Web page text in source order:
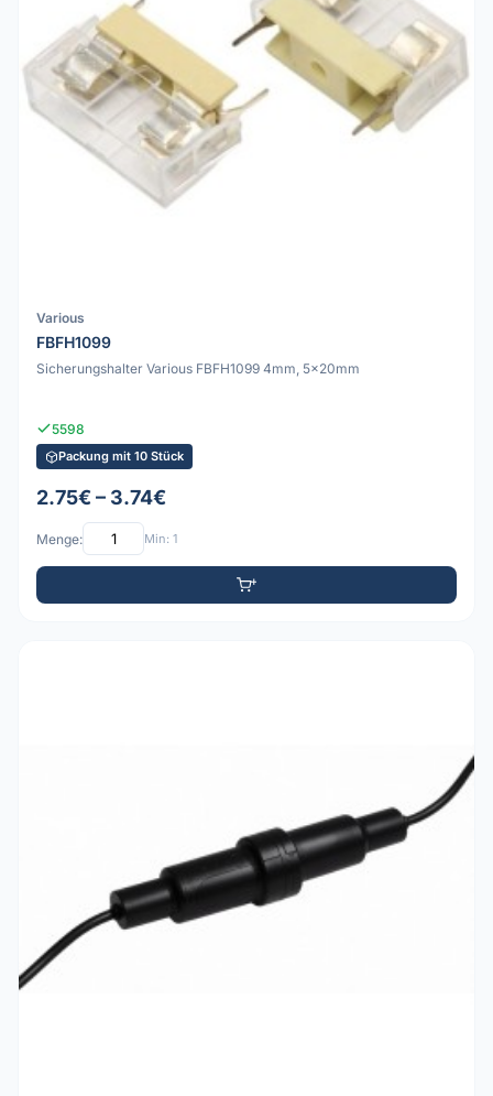
Various
FBFH1099
Sicherungshalter Various FBFH1099 4mm, 5x20mm
5598
Packung mit 10 Stück
2.75€ – 3.74€
Menge: Min: 1